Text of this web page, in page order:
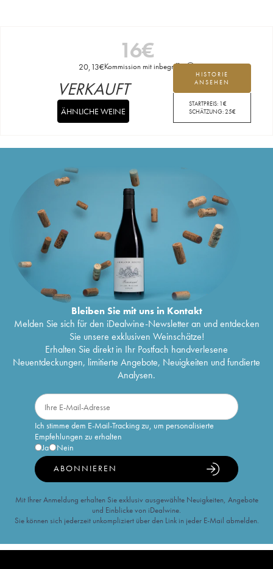
16€
20,13€Kommission mit inbegriffen
HISTORIE
ANSEHEN
STARTPREIS: 1€
SCHÄTZUNG:25€
VERKAUFT
ÄHNLICHE WEINE
Bleiben Sie mit uns in Kontakt
Melden Sie sich für den iDealwine-Newsletter an und entdecken
Sie unsere exklusiven Weinschätze!
Erhalten Sie direkt in Ihr Postfach handverlesene
Neuentdeckungen, limitierte Angebote, Neuigkeiten und fundierte
Analysen.
Ich stimme dem E-Mail-Tracking zu, um personalisierte
Empfehlungen zu erhalten
Ja
Nein
ABONNIEREN
Mit Ihrer Anmeldung erhalten Sie exklusiv ausgewählte Neuigkeiten, Angebote
und Einblicke von iDealwine.
Sie können sich jederzeit unkompliziert über den Link in jeder E-Mail abmelden.